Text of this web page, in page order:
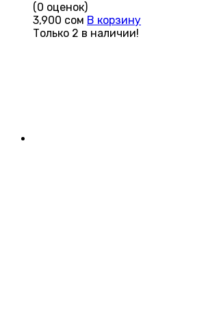
(0 оценок)
3,900 сом В корзину
Только 2 в наличии!